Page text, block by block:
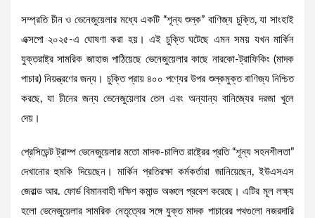
সম্প্রতি চীন ও ভেনেজুয়েলার মধ্যে একটি “শূন্য শুল্ক” বাণিজ্য চুক্তি, যা সাংহাই
এক্সপো ২০২৫-এ ঘোষণা করা হয়। এই চুক্তি ঘটেছে এমন সময় যখন মার্কিন
যুক্তরাষ্ট্র সামরিক জাহাজ পাঠিয়েছে ভেনেজুয়েলার কাছে নারকো-ট্রাফিকিং (মাদক
পাচার) নিয়ন্ত্রণের জন্য। চুক্তি প্রায় ৪০০ পণ্যের উপর শুল্কমুক্ত বাণিজ্য নিশ্চিত
করছে, যা চীনের জন্য ভেনেজুয়েলার তেল এবং অন্যান্য বানিজ্যের দরজা খুলে
দেয়।
প্রেসিডেন্ট ট্রাম্প ভেনেজুয়েলার মতো মাদক-চালিত রাষ্ট্রের প্রতি “শূন্য সহনশীলতা”
দেখানোর হুমকি দিয়েছেন। মার্কিন প্রতিরক্ষা কর্মকর্তারা জানিয়েছেন, ইউএসএস
জেরাল্ড আর. ফোর্ড বিমানবাহী দক্ষিণ কমান্ড অঞ্চলে প্রবেশ করেছে। এটির মূল লক্ষ্য
হলো ভেনেজুয়েলার সামরিক নেতৃত্বের সঙ্গে যুক্ত মাদক পাচারের পথগুলো নজরদারি